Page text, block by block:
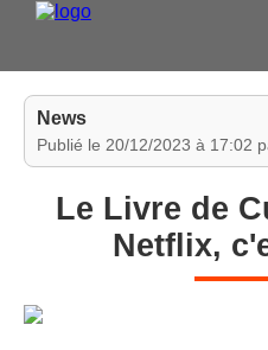
News
Publié le 20/12/2023 à 17:02
Le Livre de
Netflix,